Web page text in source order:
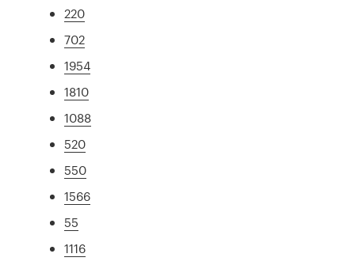
220
702
1954
1810
1088
520
550
1566
55
1116